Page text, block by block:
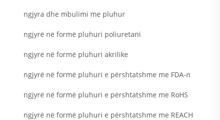
ngjyra dhe mbulimi me pluhur
ngjyrë në formë pluhuri poliuretani
ngjyrë në formë pluhuri akrilike
ngjyrë në formë pluhuri e përshtatshme me FDA-n
ngjyrë në formë pluhuri e përshtatshme me RoHS
ngjyrë në formë pluhuri e përshtatshme me REACH